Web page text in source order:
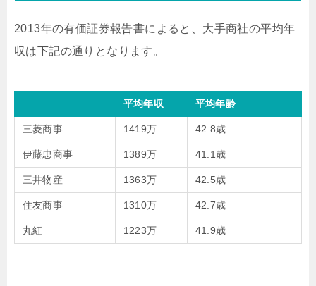
2013年の有価証券報告書によると、大手商社の平均年
収は下記の通りとなります。
平均年収 平均年齢
三菱商事 1419万 42.8歳
伊藤忠商事 1389万 41.1歳
三井物産 1363万 42.5歳
住友商事 1310万 42.7歳
丸紅 1223万 41.9歳